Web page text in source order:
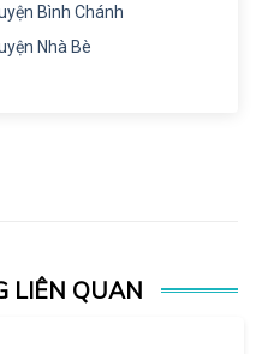
Bình Chánh
Nhà Bè
LIÊN QUAN